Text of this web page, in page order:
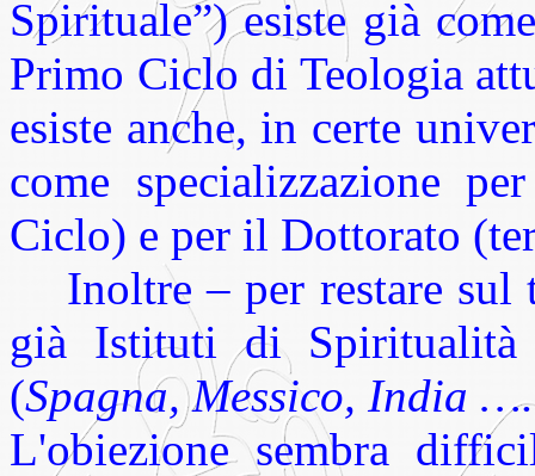
Spirituale”) esiste già
Primo Ciclo di Teologia
esiste anche, in certe
come specializzazione
Ciclo) e per il Dottorato
Inoltre – per restare sul
già Istituti di Spiritualità
(Spagna, Messico, India ….
L'obiezione sembra